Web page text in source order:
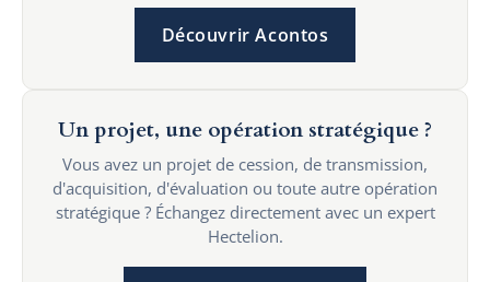
Découvrir Acontos
Un projet, une opération stratégique ?
Vous avez un projet de cession, de transmission,
d'acquisition, d'évaluation ou toute autre opération
stratégique ? Échangez directement avec un expert
Hectelion.